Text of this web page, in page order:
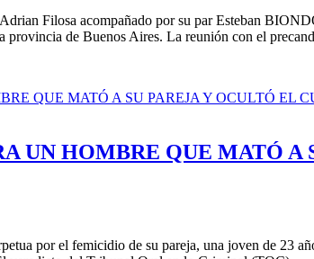
Filosa acompañado por su par Esteban
provincia de Buenos Aires. La reunión con el
UN HOMBRE QUE MATÓ A
por el femicidio de su pareja, una joven de 23